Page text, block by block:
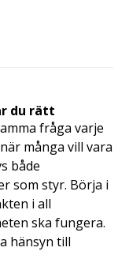
du rätt
fråga varje
många vill vara
både
som styr. Börja i
i all
ska fungera.
hänsyn till